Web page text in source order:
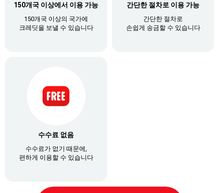
150개국 이상에서 이용 가능
150개국 이상의 국가에
크레딧을 보낼 수 있습니다
간단한 절차로 이용 가능
간단한 절차로
손쉽게 송금할 수 있습니다
수수료 없음
수수료가 없기 때문에,
편하게 이용할 수 있습니다